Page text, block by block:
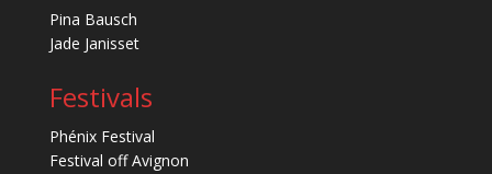
Pina Bausch
Jade Janisset
Festivals
Phénix Festival
Festival off Avignon